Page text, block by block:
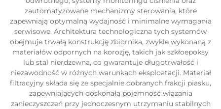
zautomatyzowane mechanizmy sterowania, które
zapewniają optymalną wydajność i minimalne wymagania
serwisowe. Architektura technologiczna tych systemów
obejmuje trwałą konstrukcję zbiornika, zwykle wykonaną z
materiałów odpornych na korozję, takich jak szkłoepoksy
lub stal nierdzewna, co gwarantuje długotrwałość i
niezawodność w różnych warunkach eksploatacji. Materiał
filtracyjny składa się ze specjalnie dobranych frakcji piasku,
zapewniających doskonałą pojemność wiązania
zanieczyszczeń przy jednoczesnym utrzymaniu stabilnych